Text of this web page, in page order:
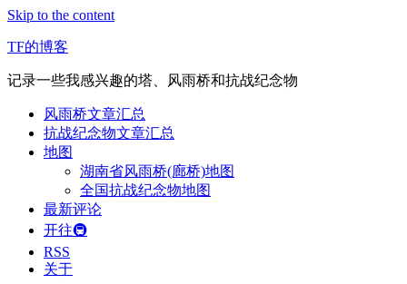
Skip to the content
TF的博客
记录一些我感兴趣的塔、风雨桥和抗战纪念物
风雨桥文章汇总
抗战纪念物文章汇总
地图
湖南省风雨桥(廊桥)地图
全国抗战纪念物地图
最新评论
开往🚇
RSS
关于